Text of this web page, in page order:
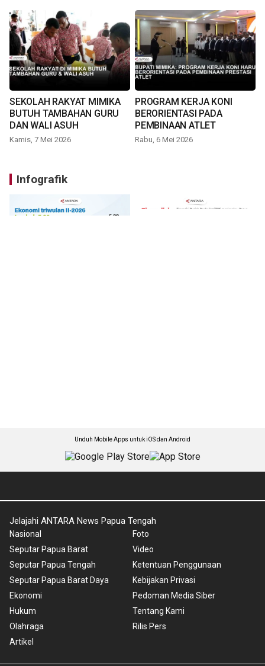
SEKOLAH RAKYAT MIMIKA
BUTUH TAMBAHAN GURU
DAN WALI ASUH
Kamis, 7 Mei 2026
PROGRAM KERJA KONI
BERORIENTASI PADA
PEMBINAAN ATLET
Rabu, 6 Mei 2026
Infografik
Unduh Mobile Apps untuk iOS dan Android
Jelajahi ANTARA News Papua Tengah
Nasional
Seputar Papua Barat
Seputar Papua Tengah
Seputar Papua Barat Daya
Ekonomi
Hukum
Olahraga
Artikel
Foto
Video
Ketentuan Penggunaan
Kebijakan Privasi
Pedoman Media Siber
Tentang Kami
Rilis Pers